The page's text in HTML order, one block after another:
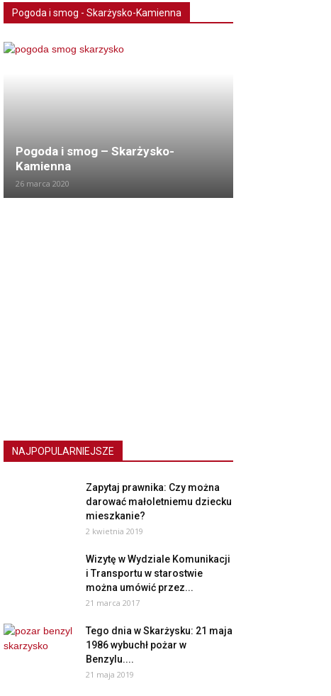
Pogoda i smog - Skarżysko-Kamienna
Pogoda i smog – Skarżysko-
Kamienna
26 marca 2020
NAJPOPULARNIEJSZE
Zapytaj prawnika: Czy można
darować małoletniemu dziecku
mieszkanie?
2 kwietnia 2019
Wizytę w Wydziale Komunikacji
i Transportu w starostwie
można umówić przez...
21 marca 2017
Tego dnia w Skarżysku: 21 maja
1986 wybuchł pożar w
Benzylu....
21 maja 2019